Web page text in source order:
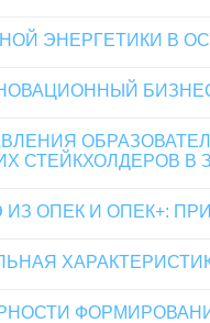
ЭНЕРГЕТИКИ В
СТЕЙКХОЛДЕРОВ В
ИЗ ОПЕК И ОПЕК+: